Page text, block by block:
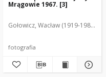
Mrągowie 1967. [3]
Gołowicz, Wacław (1919-1983). Fot.
fotografia